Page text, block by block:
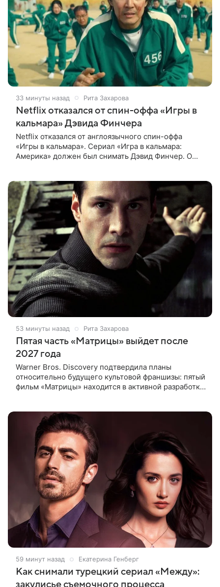
33 минуты назад Рита Захарова
Netflix отказался от спин-оффа «Игры в
кальмара» Дэвида Финчера
Netflix отказался от англоязычного спин-оффа
«Игры в кальмара». Сериал «Игра в кальмара:
Америка» должен был снимать Дэвид Финчер. О
53 минуты назад Рита Захарова
Пятая часть «Матрицы» выйдет после
2027 года
Warner Bros. Discovery подтвердила планы
относительно будущего культовой франшизы: пятый
фильм «Матрицы» находится в активной разработке
59 минут назад Екатерина Генберг
Как снимали турецкий сериал «Между»:
закулисье съемочного процесса